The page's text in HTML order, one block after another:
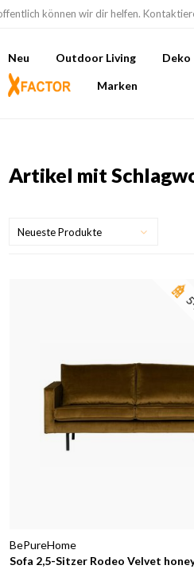
können wir dir helfen.
Neu Outdoor Living Deko
Marken
Artikel mit
Neueste Produkte
BePureHome
Sofa 2,5-Sitzer Rodeo Velvet